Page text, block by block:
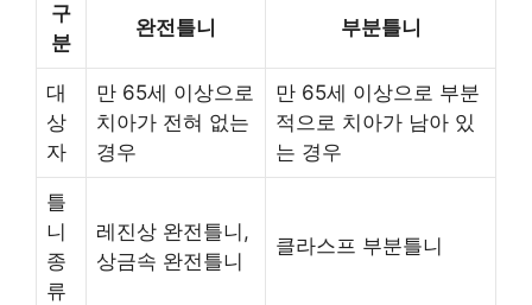
구
분
완전틀니 부분틀니
대
상
자
만 65세 이상으로
치아가 전혀 없는
경우
만 65세 이상으로 부분
적으로 치아가 남아 있
는 경우
틀
니
종
류
레진상 완전틀니,
상금속 완전틀니
클라스프 부분틀니